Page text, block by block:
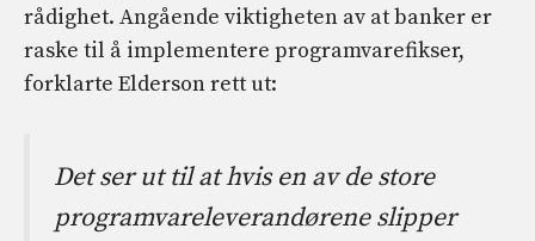
rådighet. Angående viktigheten av at banker er
raske til å implementere programvarefikser,
forklarte Elderson rett ut:
Det ser ut til at hvis en av de store
programvareleverandørene slipper